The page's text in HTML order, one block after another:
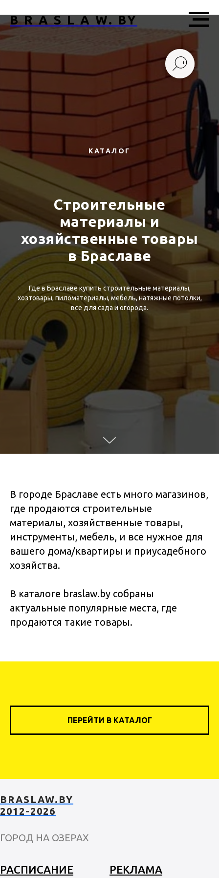
B R A S L A W. BY
КАТАЛОГ
Строительные
материалы и
хозяйственные товары
в Браславе
Где в Браславе купить строительные материалы,
хозтовары, пиломатериалы, мебель, натяжные потолки,
все для сада и огорода.
В городе Браславе есть много магазинов,
где продаются строительные
материалы, хозяйственные товары,
инструменты, мебель, и все нужное для
вашего дома/квартиры и приусадебного
хозяйства.
В каталоге braslaw.by собраны
актуальные популярные места, где
продаются такие товары.
ПЕРЕЙТИ В КАТАЛОГ
BRASLAW.BY
2012-2026
ГОРОД НА ОЗЕРАХ
РАСПИСАНИЕ
РЕКЛАМА